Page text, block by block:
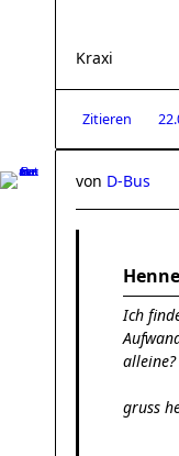
Kraxi
Zitieren
von D-Bus
Ich
alleine?
gruss